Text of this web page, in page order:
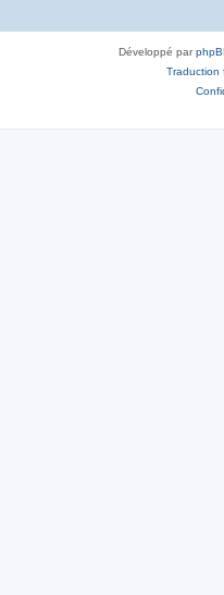
Développé par
Traduction